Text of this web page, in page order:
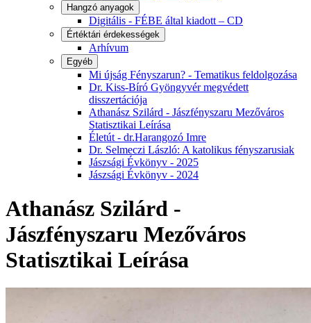
Hangzó anyagok
Digitális - FÉBE által kiadott – CD
Értéktári érdekességek
Arhívum
Egyéb
Mi újság Fényszarun? - Tematikus feldolgozása
Dr. Kiss-Bíró Gyöngyvér megvédett
disszertációja
Athanász Szilárd - Jászfényszaru Mezőváros
Statisztikai Leírása
Életút - dr.Harangozó Imre
Dr. Selmeczi László: A katolikus fényszarusiak
Jászsági Évkönyv - 2025
Jászsági Évkönyv - 2024
Athanász Szilárd -
Jászfényszaru Mezőváros
Statisztikai Leírása